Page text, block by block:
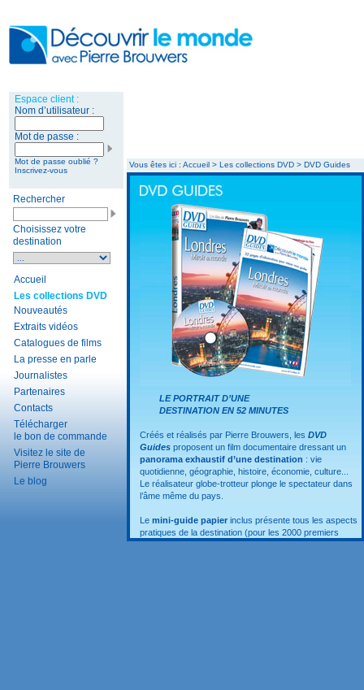
Rechercher
Choisissez votre
destination
Accueil
Les collections DVD
Nouveautés
Extraits vidéos
Catalogues de films
La presse en parle
Journalistes
Partenaires
Contacts
Télécharger
le bon de commande
Visitez le site de
Pierre Brouwers
Le blog
Vous êtes ici : Accueil > Les collections DVD > DVD Guides
LE PORTRAIT D’UNE
DESTINATION EN 52 MINUTES
Créés et réalisés par Pierre Brouwers, les DVD
Guides proposent un film documentaire dressant un
panorama exhaustif d’une destination : vie
quotidienne, géographie, histoire, économie, culture...
Le réalisateur globe-trotteur plonge le spectateur dans
l’âme même du pays.
Le mini-guide papier inclus présente tous les aspects
pratiques de la destination (pour les 2000 premiers
DVD fabriqués).